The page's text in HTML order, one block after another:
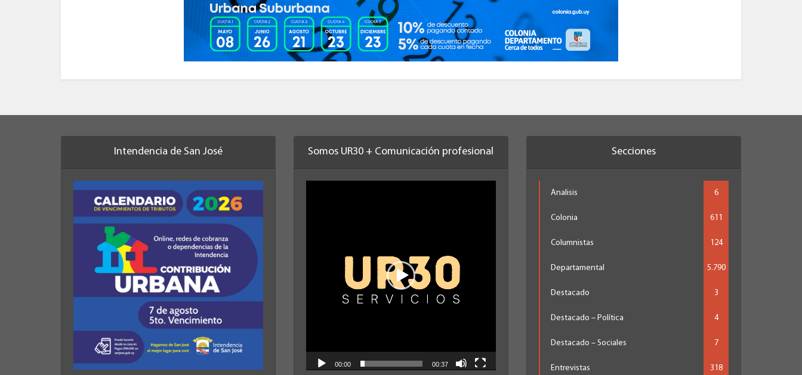
Intendencia de San José Somos UR30 + Comunicación profesional
00:00 00:37
Secciones
Analisis 6
Colonia 611
Columnistas 124
Departamental 5.790
Destacado 3
Destacado – Política 4
Destacado – Sociales 7
Entrevistas 318